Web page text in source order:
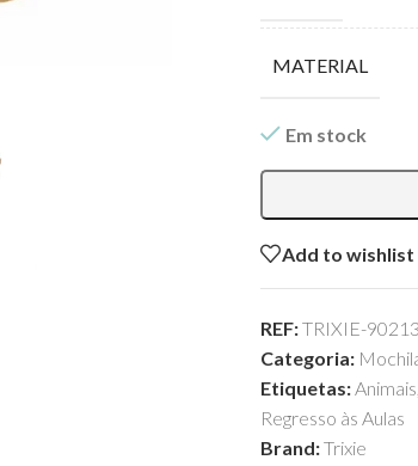
MATERIAL
Em stock
Add to wishlist
REF:TRIXIE-90213
Categoria:
Etiquetas:Animais
Regresso às Aulas
Brand:Trixie